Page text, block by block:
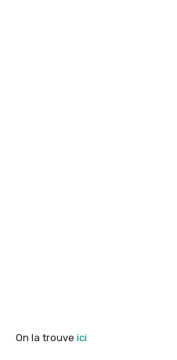
On la trouve ici